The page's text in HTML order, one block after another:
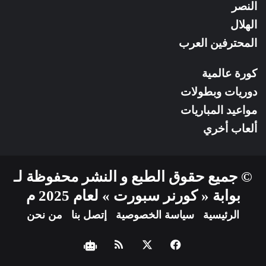
النصر
الهلال
المحترفين العرب
كورة عالمية
دوريات وبطولات
مواعيد المباريات
ألعاب أخري
© جميع حقوق الطبع و النشر محفوظة لـ
بوابة « كورنر سبورت » لعام 2025 م
الرئيسية سياسة الخصوصية إتصل بنا من نحن
فيسبوك ملخصنبض